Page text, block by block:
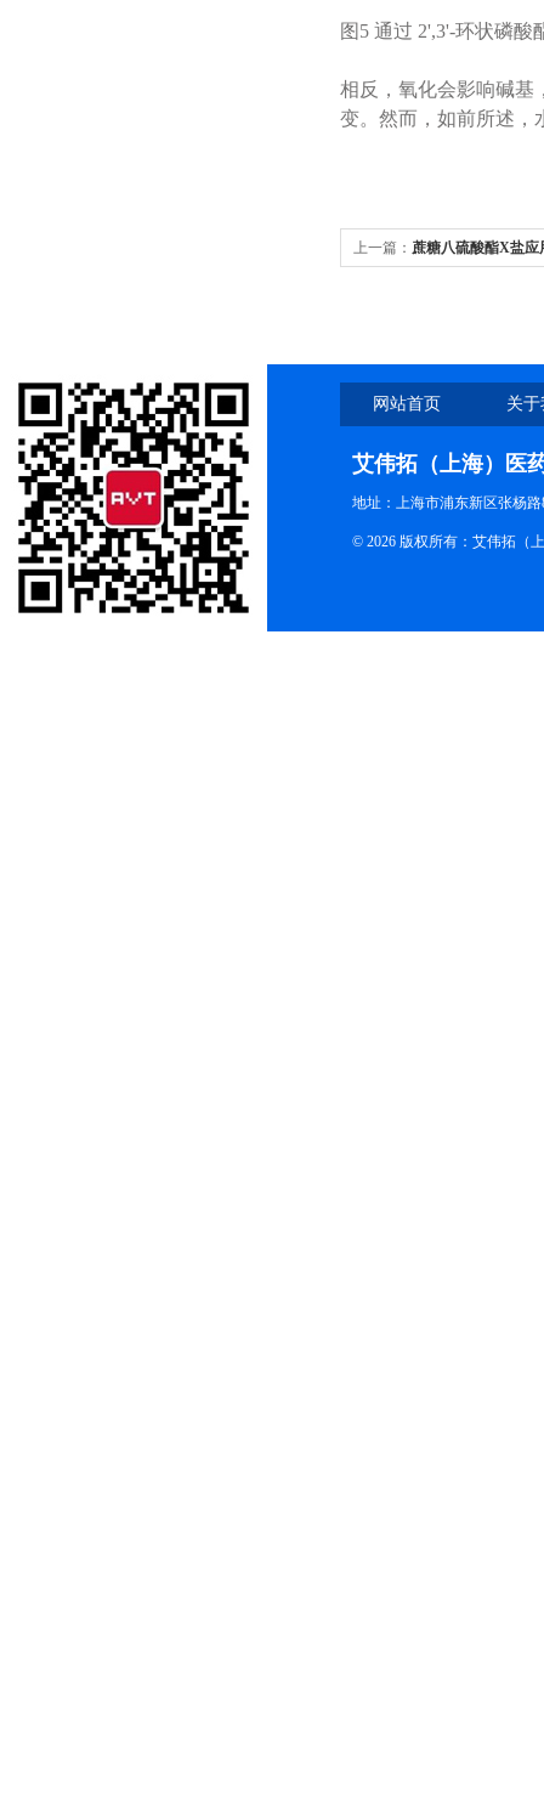
图5 通过 2',3'-环状磷
相反，氧化会影响碱基
变。然而，如前所述，
上一篇： 蔗糖八硫酸酯X盐
网站首页 关
艾伟拓（上海）医
地址：上海市浦东新区张杨
© 2026 版权所有：艾伟拓（